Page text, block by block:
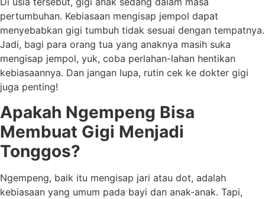
pertumbuhan. Kebiasaan mengisap jempol dapat
menyebabkan gigi tumbuh tidak sesuai dengan tempatnya.
Jadi, bagi para orang tua yang anaknya masih suka
mengisap jempol, yuk, coba perlahan-lahan hentikan
kebiasaannya. Dan jangan lupa, rutin cek ke dokter gigi
juga penting!
Apakah Ngempeng Bisa
Membuat Gigi Menjadi
Tonggos?
Ngempeng, baik itu mengisap jari atau dot, adalah
kebiasaan yang umum pada bayi dan anak-anak. Tapi,